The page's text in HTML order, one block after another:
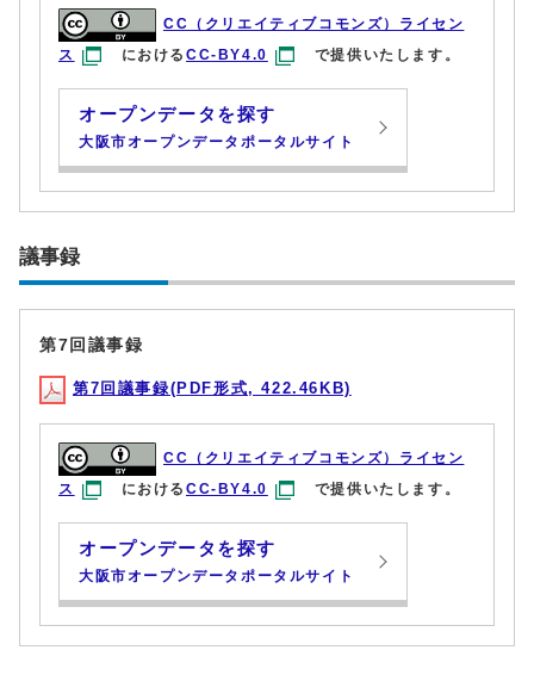
CC（クリエイティブコモンズ）ライセン
ス
におけるCC-BY4.0 で提供いたします。
オープンデータを探す
大阪市オープンデータポータルサイト
議事録
第7回議事録
第7回議事録(PDF形式, 422.46KB)
CC（クリエイティブコモンズ）ライセン
ス
におけるCC-BY4.0 で提供いたします。
オープンデータを探す
大阪市オープンデータポータルサイト